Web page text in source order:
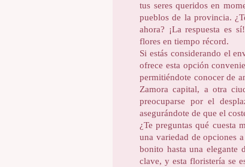
tus seres queridos en
pueblos de la provincia.
ahora? ¡La respuesta es
flores en tiempo récord.
Si estás considerando el
ofrece esta opción
permitiéndote conocer de
Zamora capital, a otra
preocuparse por el
asegurándote de que el
¿Te preguntas qué cuesta
una variedad de opciones
bonito hasta una elegante
clave, y esta floristería se